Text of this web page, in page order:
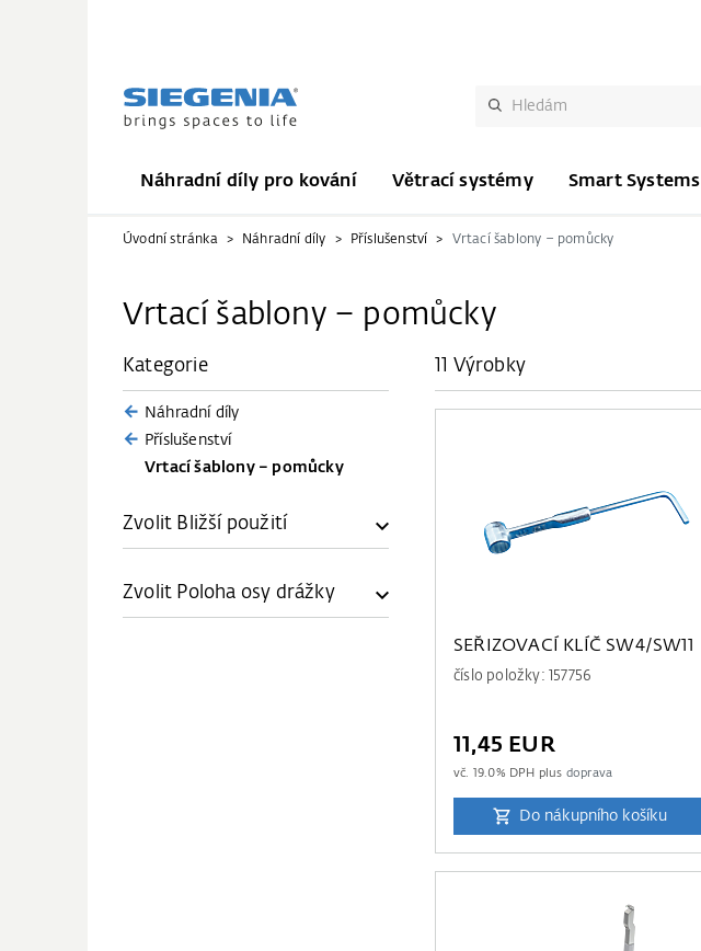
Náhradní díly pro kování Větrací systémy Smart Systems
Úvodní stránka Náhradní díly Příslušenství Vrtací šablony – pomůcky
Vrtací šablony – pomůcky
Kategorie
Náhradní díly
Příslušenství
Vrtací šablony – pomůcky
Zvolit Bližší použití
Zvolit Poloha osy drážky
11 Výrobky
SEŘIZOVACÍ KLÍČ SW4/SW11
číslo položky: 157756
11,45 EUR
vč. 19.0% DPH plus doprava
Do nákupního košíku